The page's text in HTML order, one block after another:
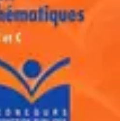
Guide d'achatÉducation et